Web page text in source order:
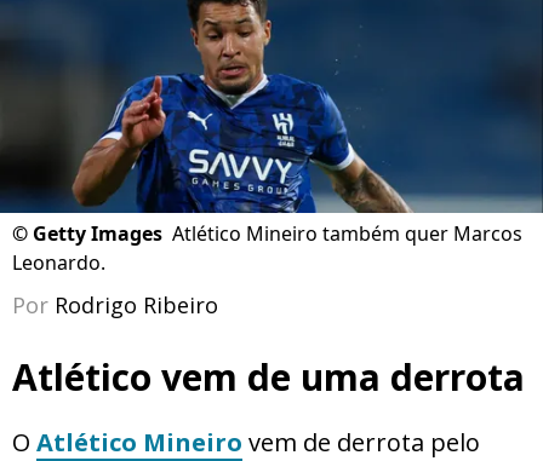
© Getty Images Atlético Mineiro também quer Marcos
Leonardo.
Por Rodrigo Ribeiro
Atlético vem de uma derrota
O Atlético Mineiro vem de derrota pelo